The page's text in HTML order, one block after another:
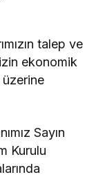
talep ve
ekonomik
üzerine
Sayın
Kurulu